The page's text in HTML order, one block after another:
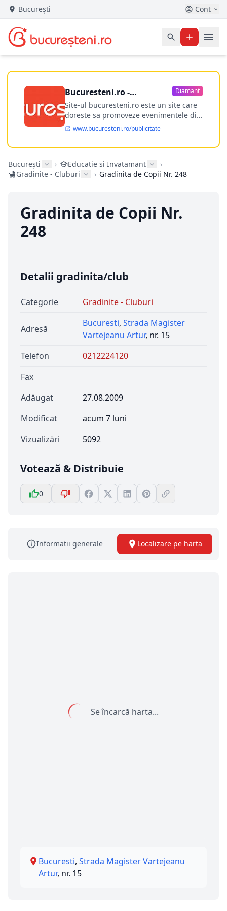
București Cont
Bucuresteni.ro -
publicitate online
Diamant
Site-ul bucuresteni.ro este un site care
doreste sa promoveze evenimentele din
Bucuresti si nu numai, sa puna la
dispozitia utilizatorului cea mai
performanta harta electronica a
ofere posibilitatea firmel...
www.bucuresteni.ro/publicitate
București › Educatie si Invatamant
›
Gradinite - Cluburi
› Gradinita de Copii Nr. 248
Gradinita de Copii Nr.
248
Detalii gradinita/club
Categorie Gradinite - Cluburi
Adresă
Bucuresti, Strada Magister
Vartejeanu Artur, nr. 15
Telefon
0212224120
Fax
Adăugat
27.08.2009
Modificat
acum 7 luni
Vizualizări
5092
Votează & Distribuie
0
Informatii generale Localizare pe harta
Se încarcă harta...
Bucuresti, Strada Magister Vartejeanu
Artur, nr. 15